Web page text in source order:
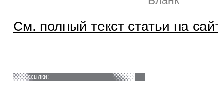
См. полный текст статьи на
ссылки: